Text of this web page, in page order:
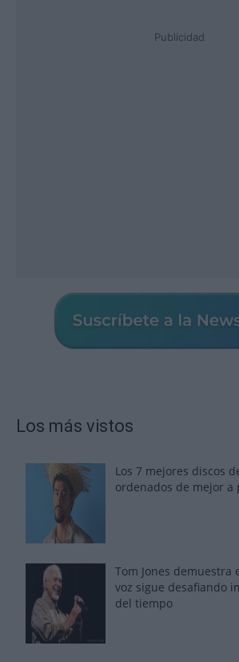
Publicidad
Los más vistos
Los 7 mejores discos
ordenados de mejor a
Tom Jones demuestra
voz sigue desafiando
del tiempo